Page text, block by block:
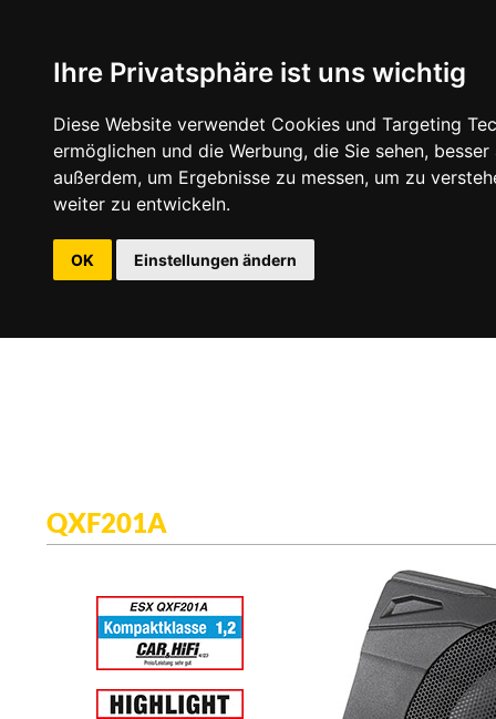
Ihre Privatsphäre ist uns wichtig
Diese Website verwendet Cookies und Targeting
ermöglichen und die Werbung, die Sie sehen,
außerdem, um Ergebnisse zu messen, um zu
weiter zu entwickeln.
OK Einstellungen ändern
QXF201A